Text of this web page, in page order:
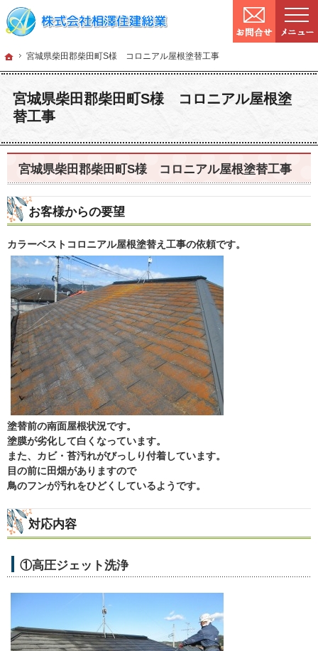
ホーム
宮城県柴田郡柴田町S様 コロニアル屋根塗替工事
宮城県柴田郡柴田町S様 コロニアル屋根塗
替工事
確かな技術と信頼。宮城県仙台市の塗装・リフォームを手がける工務店なら当社へ
宮城県仙台市の塗装・リフォームなら工務店の相澤住建総業
宮城県柴田郡柴田町S様 コロニアル屋根塗替工事
お客様からの要望
カラーベストコロニアル屋根塗替え工事の依頼です。
塗替前の南面屋根状況です。
塗膜が劣化して白くなっています。
また、カビ・苔汚れがびっしり付着しています。
目の前に田畑がありますので
鳥のフンが汚れをひどくしているようです。
対応内容
①高圧ジェット洗浄
ホーム宮城県柴田郡